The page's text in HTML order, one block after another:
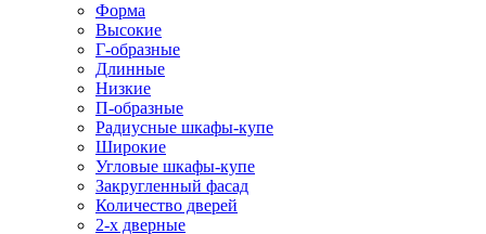
Форма
Высокие
Г-образные
Длинные
Низкие
П-образные
Радиусные шкафы-купе
Широкие
Угловые шкафы-купе
Закругленный фасад
Количество дверей
2-х дверные